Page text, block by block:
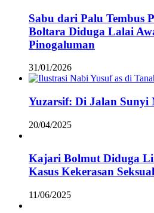
Sabu dari Palu Tembus
Boltara Diduga Lalai
Pinogaluman
31/01/2026
Yuzarsif: Di Jalan Sunyi
20/04/2025
Kajari Bolmut Diduga
Kasus Kekerasan Seksual
11/06/2025